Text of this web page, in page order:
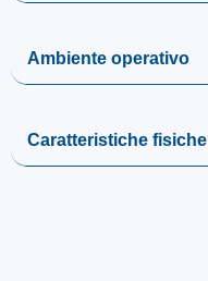
Ambiente operativo
Caratteristiche fisiche